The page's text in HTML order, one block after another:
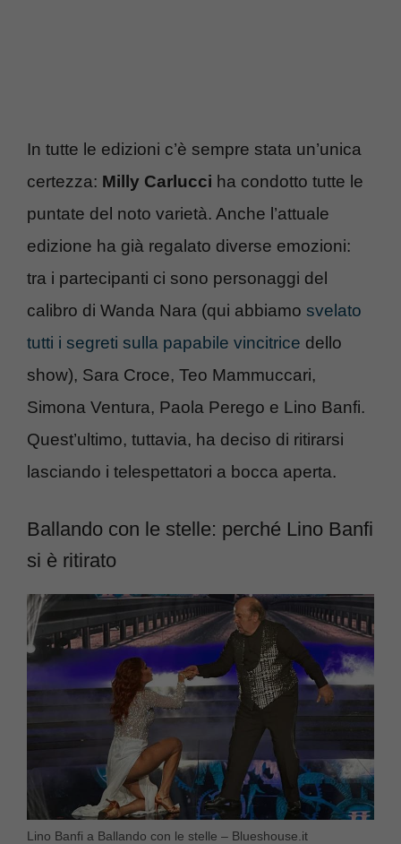
In tutte le edizioni c’è sempre stata un’unica
certezza: Milly Carlucci ha condotto tutte le
puntate del noto varietà. Anche l’attuale
edizione ha già regalato diverse emozioni:
tra i partecipanti ci sono personaggi del
calibro di Wanda Nara (qui abbiamo svelato
tutti i segreti sulla papabile vincitrice dello
show), Sara Croce, Teo Mammuccari,
Simona Ventura, Paola Perego e Lino Banfi.
Quest’ultimo, tuttavia, ha deciso di ritirarsi
lasciando i telespettatori a bocca aperta.
Ballando con le stelle: perché Lino Banfi
si è ritirato
Lino Banfi a Ballando con le stelle – Blueshouse.it